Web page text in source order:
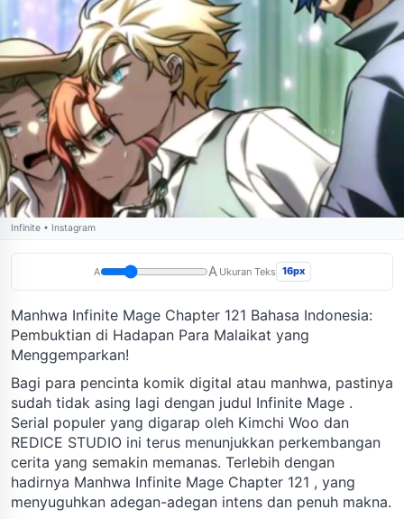
Infinite • Instagram
A A Ukuran Teks 16px
Manhwa Infinite Mage Chapter 121 Bahasa Indonesia:
Pembuktian di Hadapan Para Malaikat yang
Menggemparkan!
Bagi para pencinta komik digital atau manhwa, pastinya
sudah tidak asing lagi dengan judul Infinite Mage .
Serial populer yang digarap oleh Kimchi Woo dan
REDICE STUDIO ini terus menunjukkan perkembangan
cerita yang semakin memanas. Terlebih dengan
hadirnya Manhwa Infinite Mage Chapter 121 , yang
menyuguhkan adegan-adegan intens dan penuh makna.